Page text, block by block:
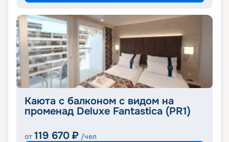
Каюта с балконом с видом на
променад Deluxe Fantastica (PR1)
от 119 670 ₽ /чел